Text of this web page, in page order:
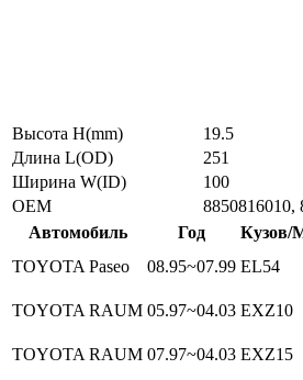
Высота H(mm)
19.5
Длина L(OD)
251
Ширина W(ID)
100
ОЕМ
8850816010,
Автомобиль
Год Кузов/
TOYOTA Paseo
08.95~07.99 EL54
TOYOTA RAUM 05.97~04.03 EXZ10
TOYOTA RAUM 07.97~04.03 EXZ15